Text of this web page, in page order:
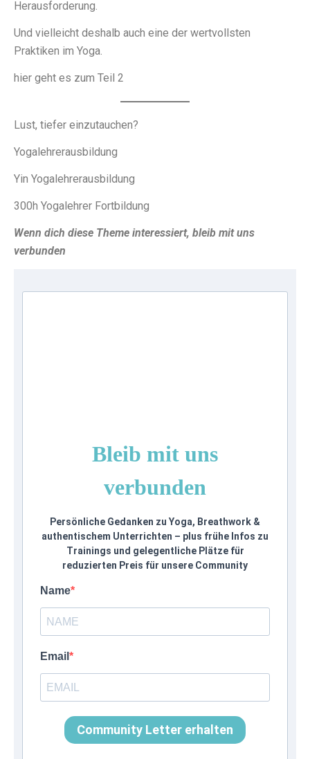
Herausforderung.
Und vielleicht deshalb auch eine der wertvollsten
Praktiken im Yoga.
hier geht es zum Teil 2
Lust, tiefer einzutauchen?
Yogalehrerausbildung
Yin Yogalehrerausbildung
300h Yogalehrer Fortbildung
Wenn dich diese Theme interessiert, bleib mit uns
verbunden
Bleib mit uns
verbunden
Persönliche Gedanken zu Yoga, Breathwork &
authentischem Unterrichten – plus frühe Infos zu
Trainings und gelegentliche Plätze für
reduzierten Preis für unsere Community
Name
Email
Community Letter erhalten